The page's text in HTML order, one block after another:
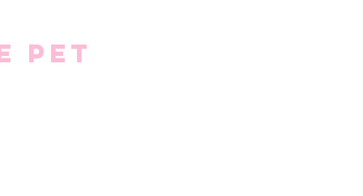
pet